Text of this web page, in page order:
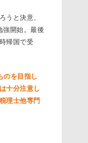
うと決意、
強開始。最後
帰国で受
のを目指し
十分注意し
理士他専門